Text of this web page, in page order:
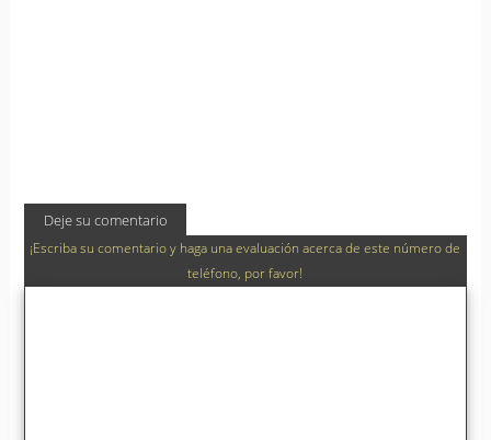
Deje su comentario
¡Escriba su comentario y haga una evaluación acerca de este número de
teléfono, por favor!